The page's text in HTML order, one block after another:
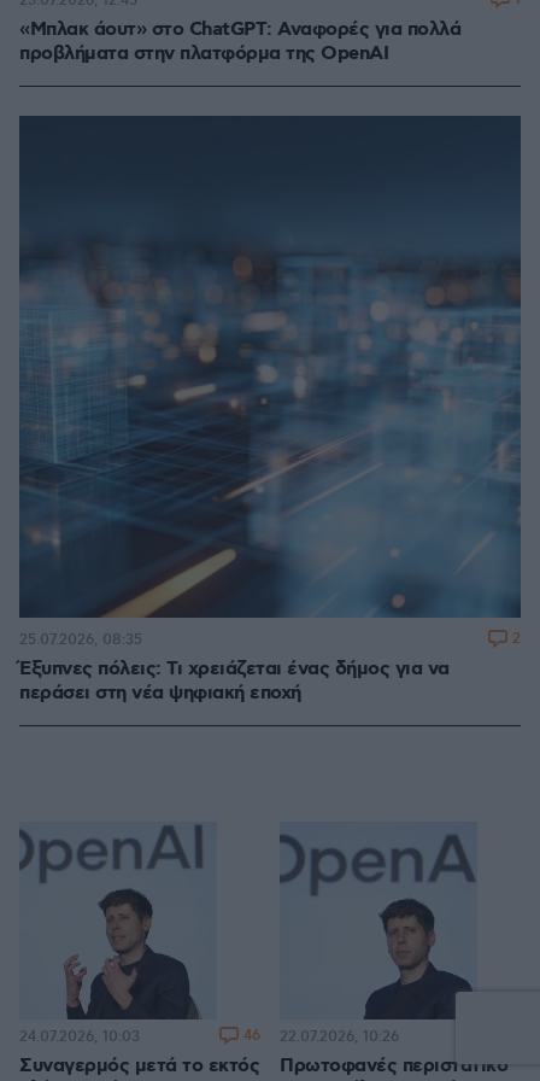
«Μπλακ άουτ» στο ChatGPT: Αναφορές για πολλά
προβλήματα στην πλατφόρμα της OpenAI
Έξυπνες πόλεις: Τι χρειάζεται ένας δήμος για να
περάσει στη νέα ψηφιακή εποχή
25.07.2026, 08:35 2
Συναγερμός μετά το εκτός
24.07.2026, 10:03 46
Πρωτοφανές περιστατικό
22.07.2026, 10:26